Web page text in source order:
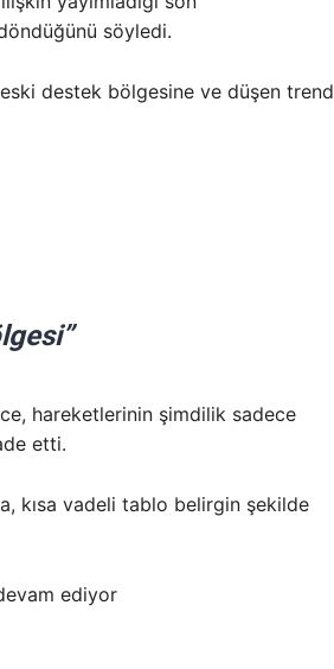
söyledi.
destek bölgesine ve düşen trend
hareketlerinin şimdilik sadece
etti.
kısa vadeli tablo belirgin şekilde
ediyor